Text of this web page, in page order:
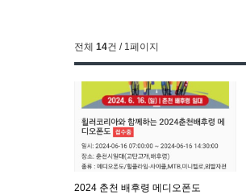
전체 14건 / 1페이지
2024 춘천 배후령 메디오폰도